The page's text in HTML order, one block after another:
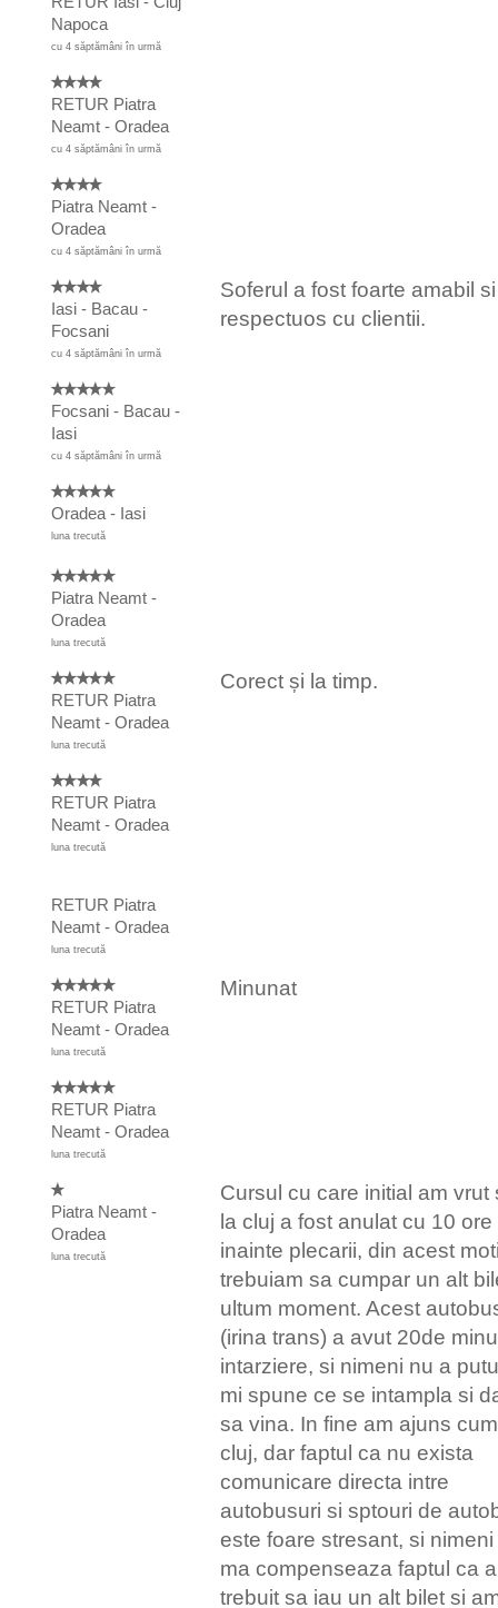
Napoca
cu 4 săptămâni în urmă
RETUR Piatra
Neamt - Oradea
cu 4 săptămâni în urmă
Piatra Neamt -
Oradea
cu 4 săptămâni în urmă
Iasi - Bacau -
Focsani
cu 4 săptămâni în urmă
Soferul a fost foarte amabil si
respectuos cu clientii.
Focsani - Bacau -
Iasi
cu 4 săptămâni în urmă
Oradea - Iasi
luna trecută
Piatra Neamt -
Oradea
luna trecută
RETUR Piatra
Neamt - Oradea
luna trecută
Corect și la timp.
RETUR Piatra
Neamt - Oradea
luna trecută
RETUR Piatra
Neamt - Oradea
luna trecută
RETUR Piatra
Neamt - Oradea
luna trecută
Minunat
RETUR Piatra
Neamt - Oradea
luna trecută
Piatra Neamt -
Oradea
luna trecută
Cursul cu care initial am vrut
la cluj a fost anulat cu 10 ore
inainte plecarii, din acest
trebuiam sa cumpar un alt
ultum moment. Acest
(irina trans) a avut 20de
intarziere, si nimeni nu a
mi spune ce se intampla si
sa vina. In fine am ajuns
cluj, dar faptul ca nu exista
comunicare directa intre
autobusuri si sptouri de
este foare stresant, si
ma compenseaza faptul ca a
trebuit sa iau un alt bilet si